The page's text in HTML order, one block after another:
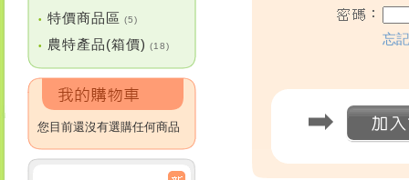
• 特價商品區 (5)
• 農特產品(箱價) (18)
您目前還沒有選購任何商品
忘